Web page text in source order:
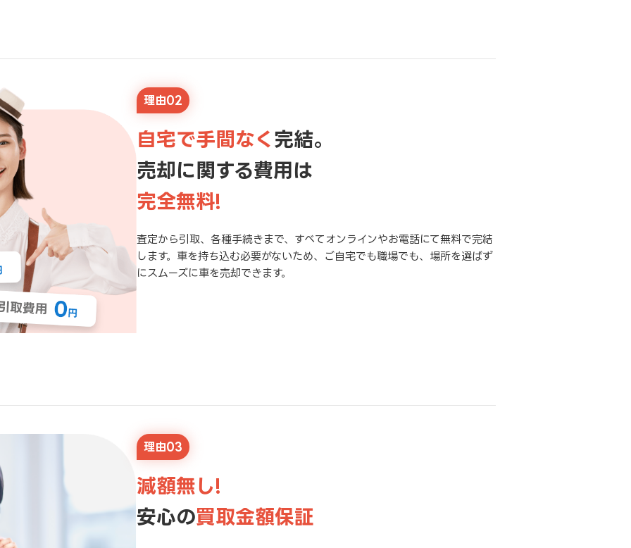
理由02
自宅で手間なく 完結。
売却に関する費用は
完全無料!
査定から引取、各種手続きまで、すべてオンラインやお電話にて無料で完結
します。車を持ち込む必要がないため、ご自宅でも職場でも、場所を選ばず
にスムーズに車を売却できます。
理由03
減額無し!
安心の買取金額保証